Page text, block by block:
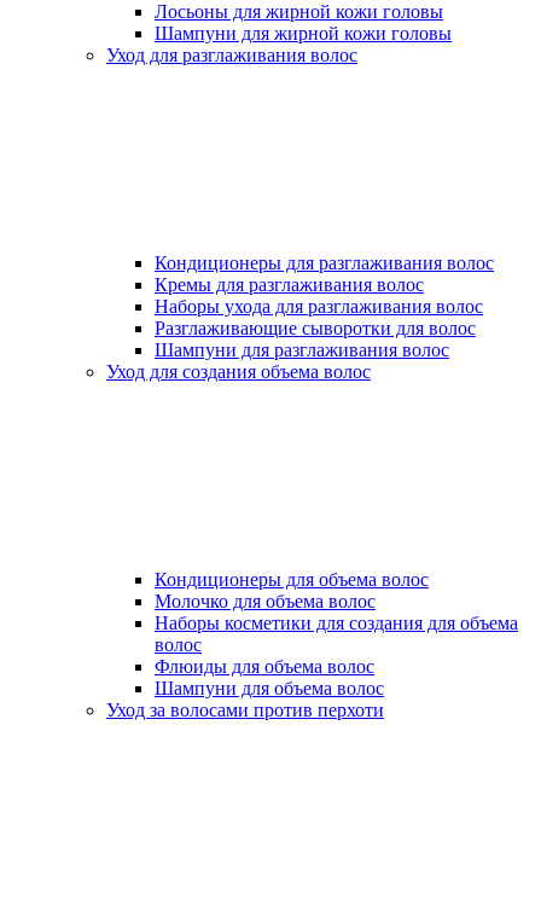
Лосьоны для жирной кожи головы
Шампуни для жирной кожи головы
Уход для разглаживания волос
Кондиционеры для разглаживания волос
Кремы для разглаживания волос
Наборы ухода для разглаживания волос
Разглаживающие сыворотки для волос
Шампуни для разглаживания волос
Уход для создания объема волос
Кондиционеры для объема волос
Молочко для объема волос
Наборы косметики для создания для объема
волос
Флюиды для объема волос
Шампуни для объема волос
Уход за волосами против перхоти